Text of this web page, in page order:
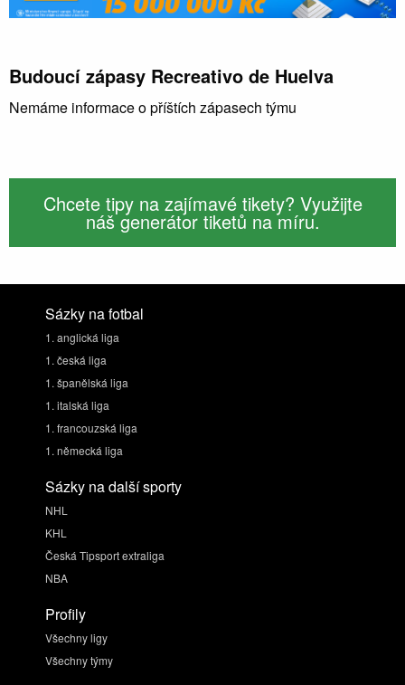
Budoucí zápasy Recreativo de Huelva
Nemáme informace o příštích zápasech týmu
Chcete tipy na zajímavé tikety? Využijte
náš generátor tiketů na míru.
Sázky na fotbal
1. anglická liga
1. česká liga
1. španělská liga
1. italská liga
1. francouzská liga
1. německá liga
Sázky na další sporty
NHL
KHL
Česká Tipsport extraliga
NBA
Profily
Všechny ligy
Všechny týmy